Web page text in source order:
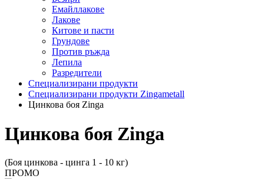
Емайллакове
Лакове
Китове и пасти
Грундове
Против ръжда
Лепила
Разредители
Специализирани продукти
Специализирани продукти Zingametall
Цинкова боя Zinga
Цинкова боя Zinga
(Боя цинкова - цинга 1 - 10 кг)
ПРОМО